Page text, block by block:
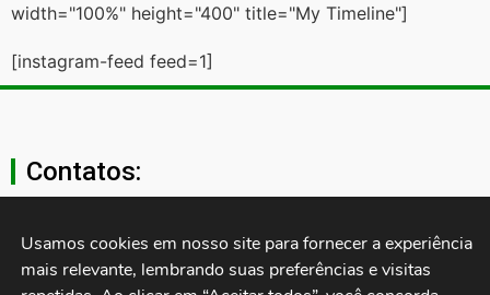
width="100%" height="400" title="My Timeline"]
[instagram-feed feed=1]
Contatos:
secgeral@ctb.org.br
11 3874-0040
Usamos cookies em nosso site para fornecer a experiência
mais relevante, lembrando suas preferências e visitas